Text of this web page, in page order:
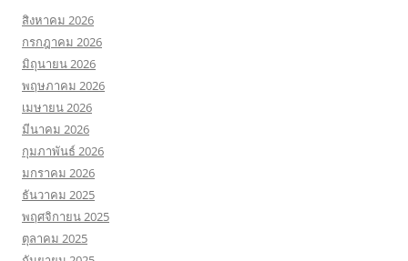
สิงหาคม 2026
กรกฎาคม 2026
มิถุนายน 2026
พฤษภาคม 2026
เมษายน 2026
มีนาคม 2026
กุมภาพันธ์ 2026
มกราคม 2026
ธันวาคม 2025
พฤศจิกายน 2025
ตุลาคม 2025